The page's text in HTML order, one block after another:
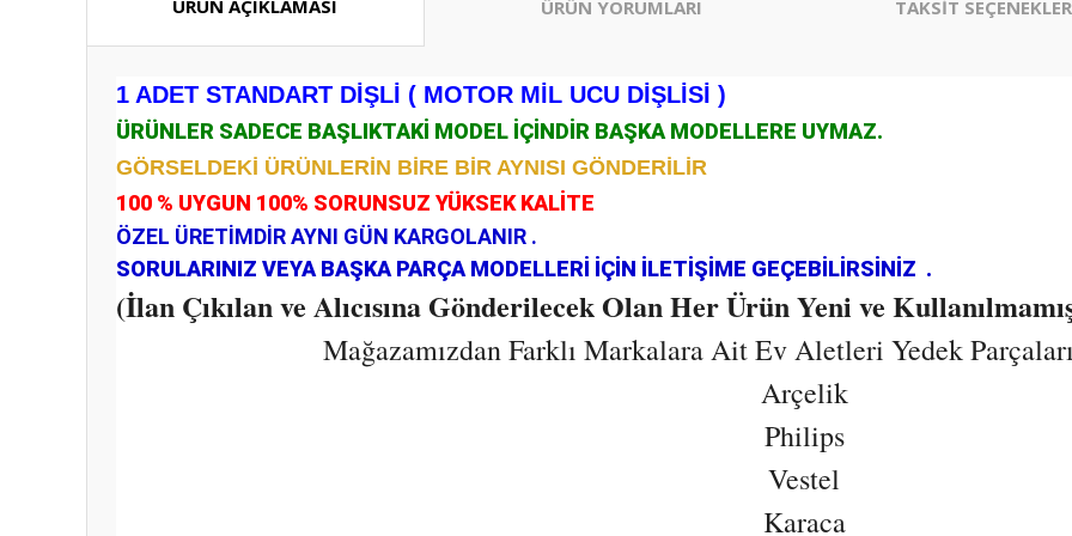
ÜRÜN AÇIKLAMASI ÜRÜN YORUMLARI TAKSİT
1 ADET STANDART DİŞLİ ( MOTOR MİL UCU DİŞLİSİ )
ÜRÜNLER SADECE BAŞLIKTAKİ MODEL İÇİNDİR BAŞKA MODELLERE UYMAZ.
GÖRSELDEKİ ÜRÜNLERİN BİRE BİR AYNISI GÖNDERİLİR
100 % UYGUN 100% SORUNSUZ YÜKSEK KALİTE
ÖZEL ÜRETİMDİR AYNI GÜN KARGOLANIR .
SORULARINIZ VEYA BAŞKA PARÇA MODELLERİ İÇİN İLETİŞİME GEÇEBİLİRSİNİZ .
(İlan Çıkılan ve Alıcısına Gönderilecek Olan Her Ürün Yeni ve
Mağazamızdan Farklı Markalara Ait Ev Aletleri Yedek
Arçelik
Philips
Vestel
Karaca